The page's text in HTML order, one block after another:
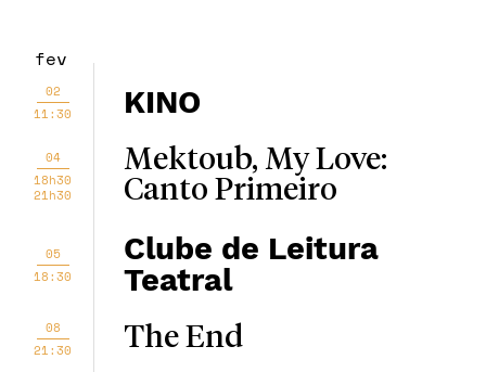
fev
02
11:30
KINO
04
18h30
21h30
Mektoub, My Love:
Canto Primeiro
05
18:30
Clube de Leitura
Teatral
08
21:30
The End